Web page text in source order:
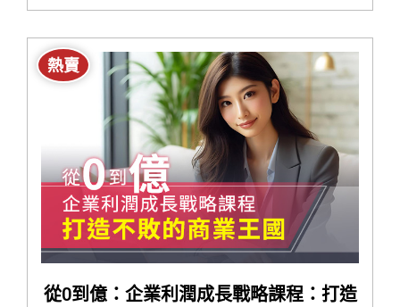
從0到億：企業利潤成長戰略課程：打造
熱賣